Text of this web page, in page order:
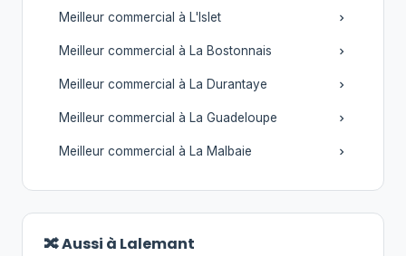
Meilleur commercial à L'Islet
Meilleur commercial à La Bostonnais
Meilleur commercial à La Durantaye
Meilleur commercial à La Guadeloupe
Meilleur commercial à La Malbaie
🔀 Aussi à Lalemant